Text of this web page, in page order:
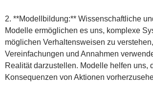
2. **Modellbildung:** Wissenschaftliche
Modelle ermöglichen es uns, komplexe
möglichen Verhaltensweisen zu
Vereinfachungen und Annahmen
Realität darzustellen. Modelle helfen uns,
Konsequenzen von Aktionen